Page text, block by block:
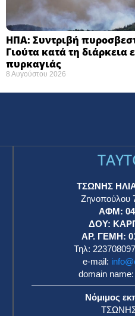
ΗΠΑ: Συντριβή
Γιούτα κατά τη
πυρκαγιάς ​
8 Αυγούστου 2026
ΤΣΩΝΗΣ
Ζηνοπούλου
ΑΦΜ:
ΔΟΥ:
ΑΡ. ΓΕΜΗ:
Τηλ:
e-mail:
domain name:
Νόμιμος